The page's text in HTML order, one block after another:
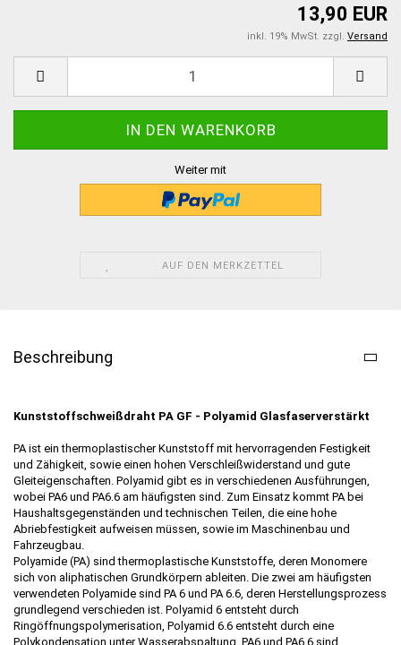
13,90 EUR
inkl. 19% MwSt. zzgl. Versand
Weiter mit
AUF DEN MERKZETTEL
Beschreibung
Kunststoffschweißdraht PA GF - Polyamid Glasfaserverstärkt
PA ist ein thermoplastischer Kunststoff mit hervorragenden Festigkeit
und Zähigkeit, sowie einen hohen Verschleißwiderstand und gute
Gleiteigenschaften. Polyamid gibt es in verschiedenen Ausführungen,
wobei PA6 und PA6.6 am häufigsten sind. Zum Einsatz kommt PA bei
Haushaltsgegenständen und technischen Teilen, die eine hohe
Abriebfestigkeit aufweisen müssen, sowie im Maschinenbau und
Fahrzeugbau.
Polyamide (PA) sind thermoplastische Kunststoffe, deren Monomere
sich von aliphatischen Grundkörpern ableiten. Die zwei am häufigsten
verwendeten Polyamide sind PA 6 und PA 6.6, deren Herstellungsprozess
grundlegend verschieden ist. Polyamid 6 entsteht durch
Ringöffnungspolymerisation, Polyamid 6.6 entsteht durch eine
Polykondensation unter Wasserabspaltung. PA6 und PA6.6 sind